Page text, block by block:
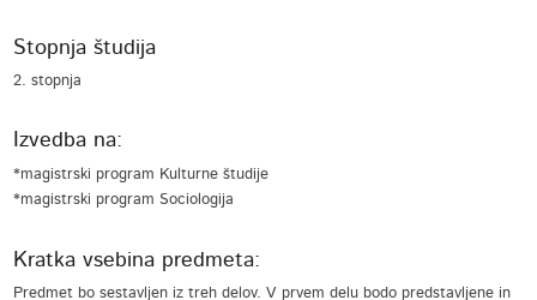
Stopnja študija
2. stopnja
Izvedba na:
*magistrski program Kulturne študije
*magistrski program Sociologija
Kratka vsebina predmeta:
Predmet bo sestavljen iz treh delov. V prvem delu bodo predstavljene in